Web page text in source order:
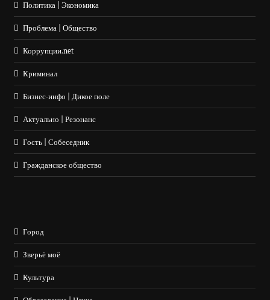
Политика | Экономика
Проблема | Общество
Коррупции.net
Криминал
Бизнес-инфо | Дикое поле
Актуально | Резонанс
Гость | Собеседник
Гражданское общество
Город
Зверьё моё
Культура